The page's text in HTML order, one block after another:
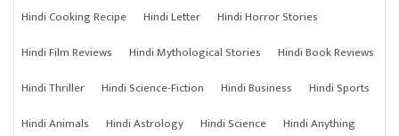
Hindi Cooking Recipe
Hindi Letter
Hindi Horror Stories
Hindi Film Reviews
Hindi Mythological Stories
Hindi Book Reviews
Hindi Thriller
Hindi Science-Fiction Hindi Business
Hindi Sports
Hindi Animals
Hindi Astrology Hindi Science
Hindi Anything